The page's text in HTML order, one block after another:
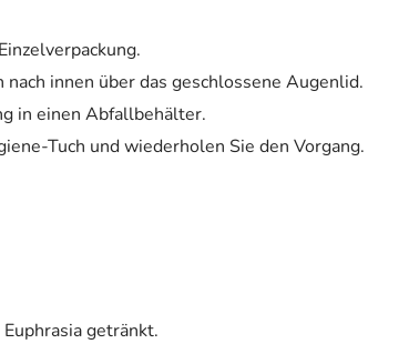
innen über das geschlossene Augenlid.
in einen Abfallbehälter.
Tuch und wiederholen Sie den Vorgang.
getränkt.